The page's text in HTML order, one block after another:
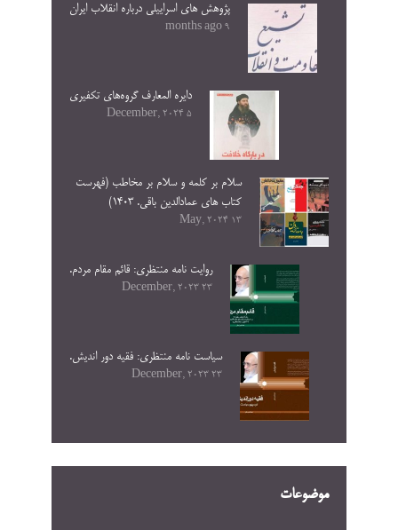
پژوهش های اسراییلی درباره انقلاب ایران
9 months ago
دایره المعارف گروه‌های تکفیری
5 December, 2024
سلام بر کلمه و سلام بر مخاطب (فهرست
کتاب های عمادالدین باقی. ۱۴۰۳)
13 May, 2024
روایت نامه منتظری: قائم مقام مردم.
23 December, 2023
سیاست نامه منتظری: فقیه دور اندیش.
23 December, 2023
موضوعات